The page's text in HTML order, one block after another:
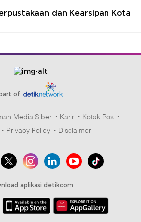
dan Kearsipan Kota
of
Media Siber Karir
Kotak Pos
Privacy Policy Disclaimer
aplikasi detikcom